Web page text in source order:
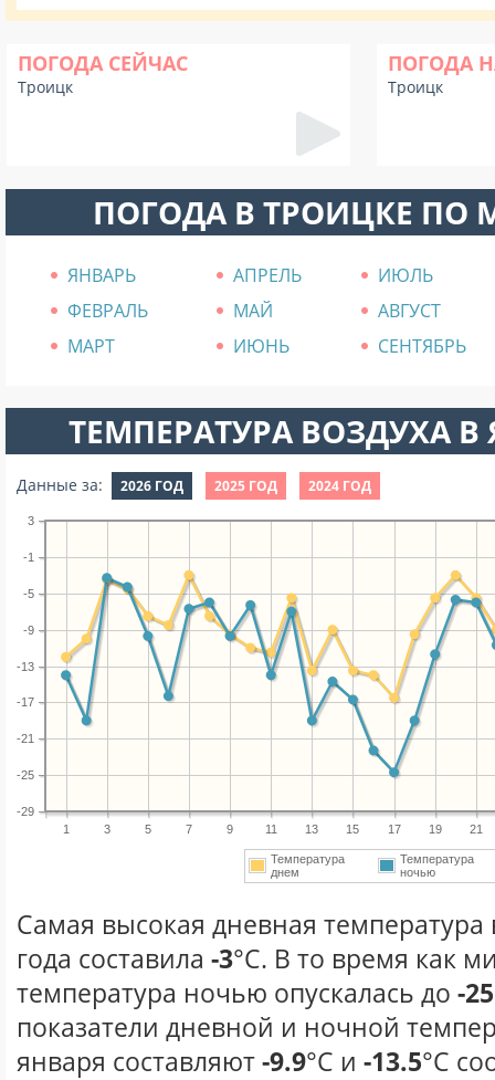
ПОГОДА СЕЙЧАС
Троицк
ПОГОДА
Троицк
ПОГОДА В ТРОИЦКЕ ПО
ЯНВАРЬ АПРЕЛЬ
ИЮЛЬ
ФЕВРАЛЬ
МАЙ
АВГУСТ
МАРТ
ИЮНЬ СЕНТЯБРЬ
ТЕМПЕРАТУРА ВОЗДУХА В
Данные за: 2026 ГОД 2025 ГОД 2024 ГОД
1 3 5 7 9 11 13 15 17 19 21
-29
-25
-21
-17
-13
-9
-5
-1
3
Температура
днем
Температура
ночью
Самая высокая дневная температура
года составила -3°С. В то время как
температура ночью опускалась до -25
показатели дневной и ночной
января составляют-9.9°С и -13.5°С